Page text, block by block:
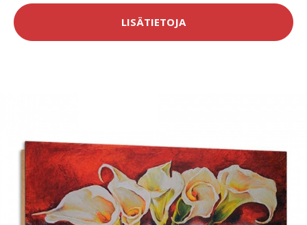
LISÄTIETOJA